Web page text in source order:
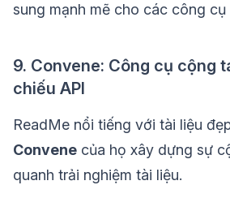
sung mạnh mẽ cho các công cụ
9. Convene: Công cụ cộng
chiếu API
ReadMe nổi tiếng với tài liệu
Convene của họ xây dựng sự
quanh trải nghiệm tài liệu.